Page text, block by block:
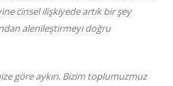
cinsel ilişkiyede artık bir şey
alenileştirmeyi doğru
göre aykırı. Bizim toplumuzmuz